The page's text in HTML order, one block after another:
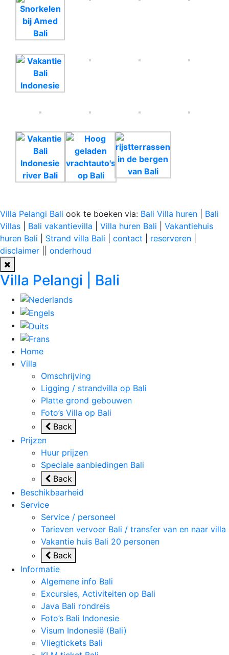
Villa Pelangi Bali ook te boeken via: Bali Villa huren
Bali
Villas
Bali vakantievilla Villa huren Bali
Vakantiehuis
huren Bali
Strand villa Bali contact reserveren
disclaimer
onderhoud
Villa Pelangi | Bali
Home
Villa
Omschrijving
Ligging / strandvilla op Bali
Platte grond gebouwen
Foto’s Villa op Bali
Back
Prijzen
Huur prijzen
Speciale aanbiedingen Bali
Back
Beschikbaarheid
Service
Service / personeel
Tarieven vervoer Bali / transfer van en naar villa
Vakantie huis Bali 20 personen
Back
Informatie
Algemene info Bali
Excursies, Activiteiten op Bali
Java Bali rondreis
Foto’s Bali Indonesie
Visum Indonesië (Bali)
Vliegtickets Bali